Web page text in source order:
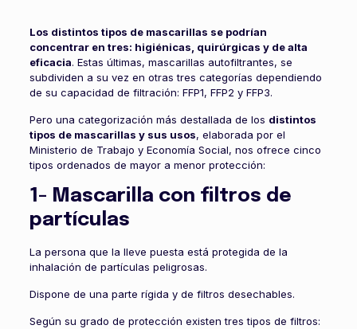
Los distintos tipos de mascarillas se podrían
concentrar en tres: higiénicas, quirúrgicas y de alta
eficacia. Estas últimas, mascarillas autofiltrantes, se
subdividen a su vez en otras tres categorías dependiendo
de su capacidad de filtración: FFP1, FFP2 y FFP3.
Pero una categorización más destallada de los distintos
tipos de mascarillas y sus usos, elaborada por el
Ministerio de Trabajo y Economía Social, nos ofrece cinco
tipos ordenados de mayor a menor protección:
1- Mascarilla con filtros de
partículas
La persona que la lleve puesta está protegida de la
inhalación de partículas peligrosas.
Dispone de una parte rígida y de filtros desechables.
Según su grado de protección existen tres tipos de filtros: